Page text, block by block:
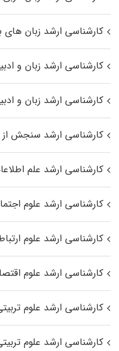
کارشناسی ارشد زبان‌ های
کارشناسی ارشد زبان و
کارشناسی ارشد زبان و
کارشناسی ارشد سنجش از
کارشناسی ارشد علم
کارشناسی ارشد علوم
کارشناسی ارشد علوم
کارشناسی ارشد علوم
کارشناسی ارشد علوم
کارشناسی ارشد علوم